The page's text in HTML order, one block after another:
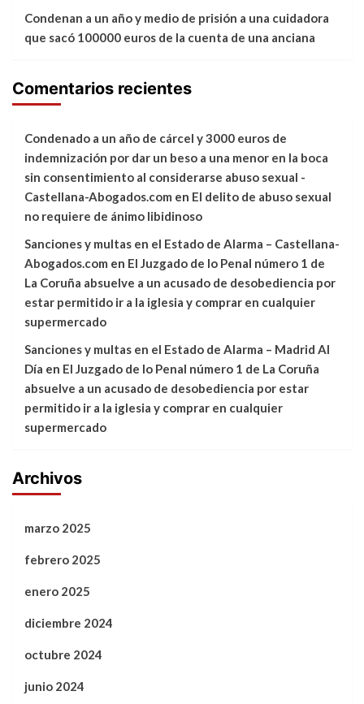
Condenan a un año y medio de prisión a una cuidadora
que sacó 100000 euros de la cuenta de una anciana
Comentarios recientes
Condenado a un año de cárcel y 3000 euros de
indemnización por dar un beso a una menor en la boca
sin consentimiento al considerarse abuso sexual -
Castellana-Abogados.com en El delito de abuso sexual
no requiere de ánimo libidinoso
Sanciones y multas en el Estado de Alarma – Castellana-
Abogados.com en El Juzgado de lo Penal número 1 de
La Coruña absuelve a un acusado de desobediencia por
estar permitido ir a la iglesia y comprar en cualquier
supermercado
Sanciones y multas en el Estado de Alarma – Madrid Al
Día en El Juzgado de lo Penal número 1 de La Coruña
absuelve a un acusado de desobediencia por estar
permitido ir a la iglesia y comprar en cualquier
supermercado
Archivos
marzo 2025
febrero 2025
enero 2025
diciembre 2024
octubre 2024
junio 2024